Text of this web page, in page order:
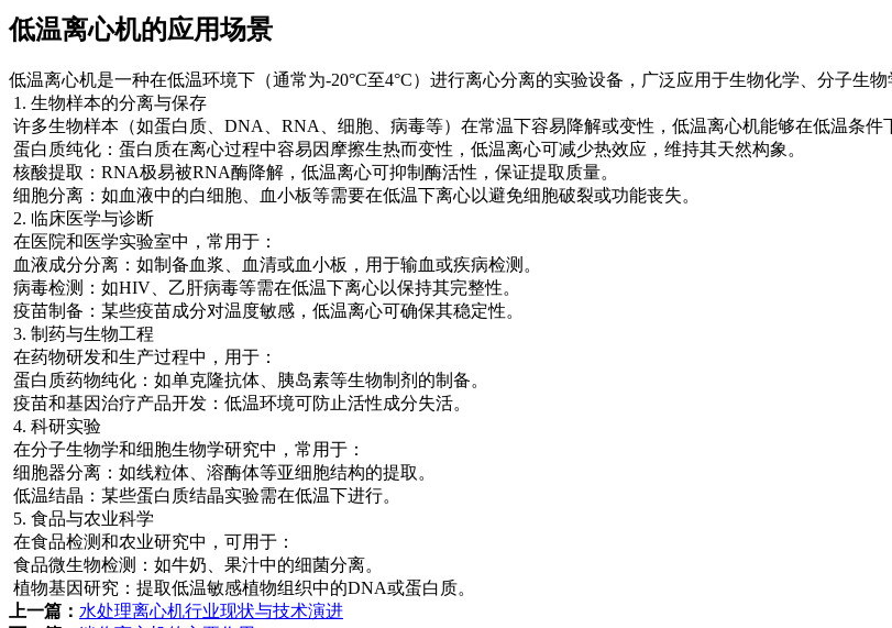
低温离心机的应用场景
低温离心机是一种在低温环境下（通常为-20°C至4°C）进行离心分离的实验设备，广泛应用于生物化学、分子生
1. 生物样本的分离与保存
许多生物样本（如蛋白质、DNA、RNA、细胞、病毒等）在常温下容易降解或变性，低温离心机能够在低温条件
蛋白质纯化：蛋白质在离心过程中容易因摩擦生热而变性，低温离心可减少热效应，维持其天然构象。
核酸提取：RNA极易被RNA酶降解，低温离心可抑制酶活性，保证提取质量。
细胞分离：如血液中的白细胞、血小板等需要在低温下离心以避免细胞破裂或功能丧失。
2. 临床医学与诊断
在医院和医学实验室中，常用于：
血液成分分离：如制备血浆、血清或血小板，用于输血或疾病检测。
病毒检测：如HIV、乙肝病毒等需在低温下离心以保持其完整性。
疫苗制备：某些疫苗成分对温度敏感，低温离心可确保其稳定性。
3. 制药与生物工程
在药物研发和生产过程中，用于：
蛋白质药物纯化：如单克隆抗体、胰岛素等生物制剂的制备。
疫苗和基因治疗产品开发：低温环境可防止活性成分失活。
4. 科研实验
在分子生物学和细胞生物学研究中，常用于：
细胞器分离：如线粒体、溶酶体等亚细胞结构的提取。
低温结晶：某些蛋白质结晶实验需在低温下进行。
5. 食品与农业科学
在食品检测和农业研究中，可用于：
食品微生物检测：如牛奶、果汁中的细菌分离。
植物基因研究：提取低温敏感植物组织中的DNA或蛋白质。
上一篇： 水处理离心机行业现状与技术演进